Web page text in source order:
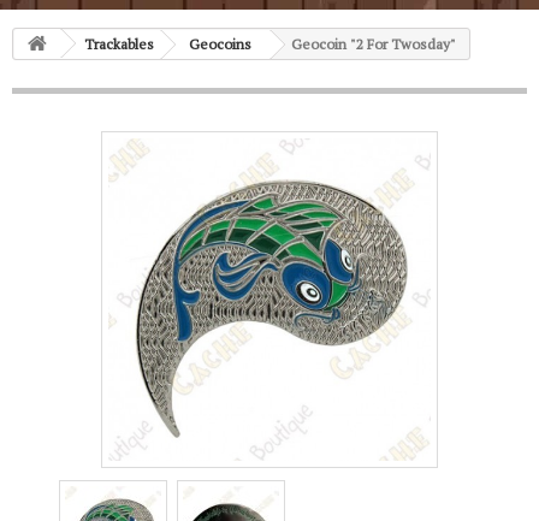
Trackables Geocoins Geocoin "2 For Twosday"